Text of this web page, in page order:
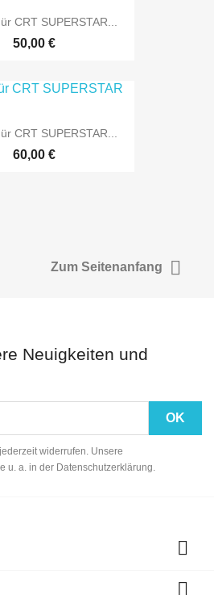
CRT SUPERSTAR...
50,00 €
CRT SUPERSTAR...
60,00 €
Zum Seitenanfang 
Neuigkeiten und
widerrufen. Unsere
u. a. in der Datenschutzerklärung.

